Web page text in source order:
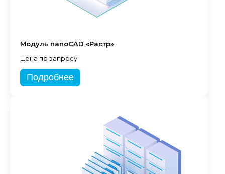
Модуль nanoCAD «Растр»
Цена по запросу
Подробнее